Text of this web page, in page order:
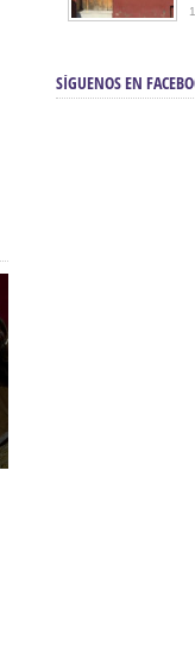
SÍGUENOS EN